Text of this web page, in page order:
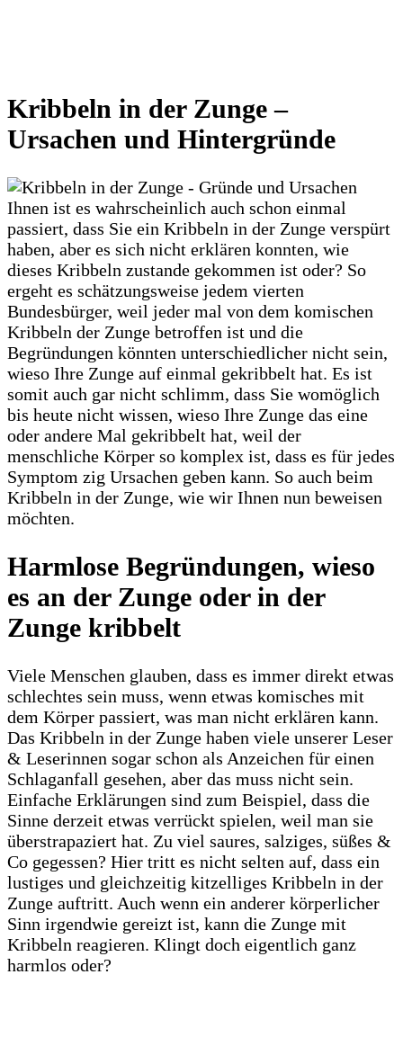
Kribbeln in der Zunge –
Ursachen und Hintergründe
Ihnen ist es wahrscheinlich auch schon einmal
passiert, dass Sie ein Kribbeln in der Zunge verspürt
haben, aber es sich nicht erklären konnten, wie
dieses Kribbeln zustande gekommen ist oder? So
ergeht es schätzungsweise jedem vierten
Bundesbürger, weil jeder mal von dem komischen
Kribbeln der Zunge betroffen ist und die
Begründungen könnten unterschiedlicher nicht sein,
wieso Ihre Zunge auf einmal gekribbelt hat. Es ist
somit auch gar nicht schlimm, dass Sie womöglich
bis heute nicht wissen, wieso Ihre Zunge das eine
oder andere Mal gekribbelt hat, weil der
menschliche Körper so komplex ist, dass es für jedes
Symptom zig Ursachen geben kann. So auch beim
Kribbeln in der Zunge, wie wir Ihnen nun beweisen
möchten.
Harmlose Begründungen, wieso
es an der Zunge oder in der
Zunge kribbelt
Viele Menschen glauben, dass es immer direkt etwas
schlechtes sein muss, wenn etwas komisches mit
dem Körper passiert, was man nicht erklären kann.
Das Kribbeln in der Zunge haben viele unserer Leser
& Leserinnen sogar schon als Anzeichen für einen
Schlaganfall gesehen, aber das muss nicht sein.
Einfache Erklärungen sind zum Beispiel, dass die
Sinne derzeit etwas verrückt spielen, weil man sie
überstrapaziert hat. Zu viel saures, salziges, süßes &
Co gegessen? Hier tritt es nicht selten auf, dass ein
lustiges und gleichzeitig kitzelliges Kribbeln in der
Zunge auftritt. Auch wenn ein anderer körperlicher
Sinn irgendwie gereizt ist, kann die Zunge mit
Kribbeln reagieren. Klingt doch eigentlich ganz
harmlos oder?